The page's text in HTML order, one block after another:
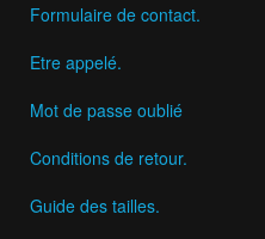
Formulaire de contact.
Etre appelé.
Mot de passe oublié
Conditions de retour.
Guide des tailles.